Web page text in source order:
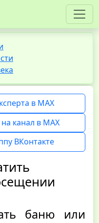
в MAX
канал в MAX
ВКонтакте
баню или